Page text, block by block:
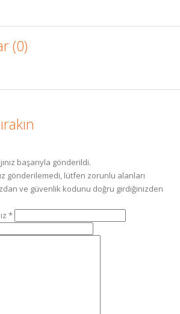
(0)
başarıyla gönderildi.
gönderilemedi, lütfen zorunlu alanları
ve güvenlik kodunu doğru girdiğinizden
*